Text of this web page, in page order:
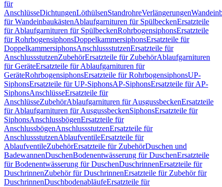
für
AnschlüsseDichtungenLöthülsenStandrohreVerlängerungen
für WandeinbaukästenAblaufgarnituren für SpülbeckenErsatzteile
für Ablaufgarnituren für SpülbeckenRohrbogensiphonsErsatzteile
für RohrbogensiphonsDoppelkammersiphonsErsatzteile für
DoppelkammersiphonsAnschlussstutzenErsatzteile für
AnschlussstutzenZubehörErsatzteile für ZubehörAblaufgarnituren
für GeräteErsatzteile für Ablaufgarnituren für
GeräteRohrbogensiphonsErsatzteile für RohrbogensiphonsUP-
SiphonsErsatzteile für UP-SiphonsAP-SiphonsErsatzteile für AP-
SiphonsAnschlüsseErsatzteile für
AnschlüsseZubehörAblaufgarnituren für AusgussbeckenErsatzteile
für Ablaufgarnituren für AusgussbeckenSiphonsErsatzteile für
SiphonsAnschlussbögenErsatzteile für
AnschlussbögenAnschlussstutzenErsatzteile für
AnschlussstutzenAblaufventileErsatzteile für
AblaufventileZubehörErsatzteile für ZubehörDuschen und
BadewannenDuschenBodenentwässerung für DuschenErsatzteile
für Bodenentwässerung für DuschenDuschrinnenErsatzteile für
DuschrinnenZubehör für DuschrinnenErsatzteile für Zubehör für
DuschrinnenDuschbodenabläufeErsatzteile für